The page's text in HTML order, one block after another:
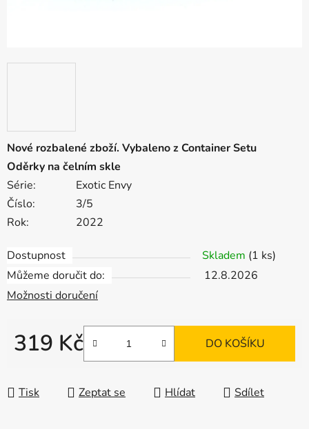
Nové rozbalené zboží. Vybaleno z Container Setu
Oděrky na čelním skle
Série:
Exotic Envy
Číslo:
3/5
Rok:
2022
Dostupnost Skladem (1 ks)
Můžeme doručit do:
12.8.2026
Možnosti doručení
319 Kč DO KOŠÍKU
Tisk Zeptat se Hlídat Sdílet